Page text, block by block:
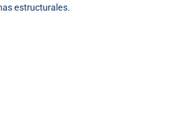
estructurales.